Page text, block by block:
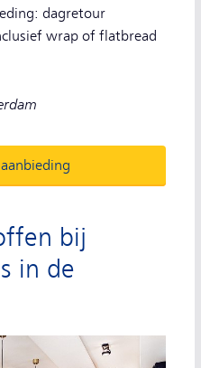
dagretour
wrap of flatbread
bij
in de